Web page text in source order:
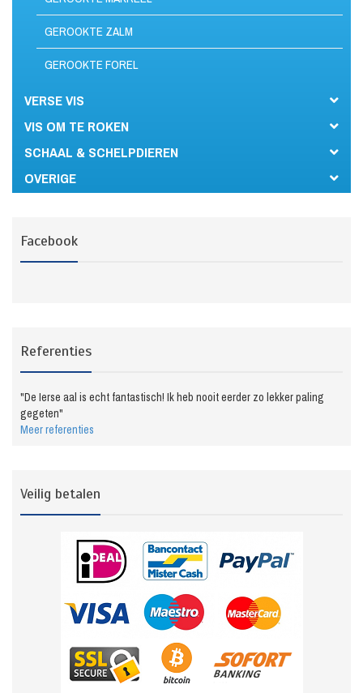
GEROOKTE ZALM
GEROOKTE FOREL
VERSE VIS
VIS OM TE ROKEN
SCHAAL & SCHELPDIEREN
OVERIGE
Facebook
Referenties
"De Ierse aal is echt fantastisch! Ik heb nooit eerder zo lekker paling
gegeten"
Meer referenties
Veilig betalen